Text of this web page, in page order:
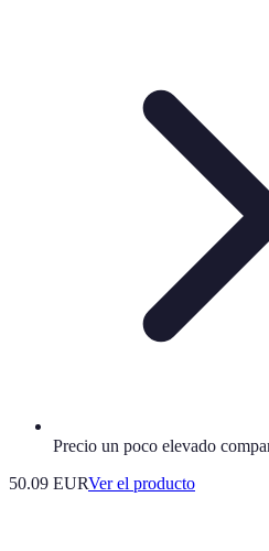
Precio un poco elevado
50.09 EURVer el producto